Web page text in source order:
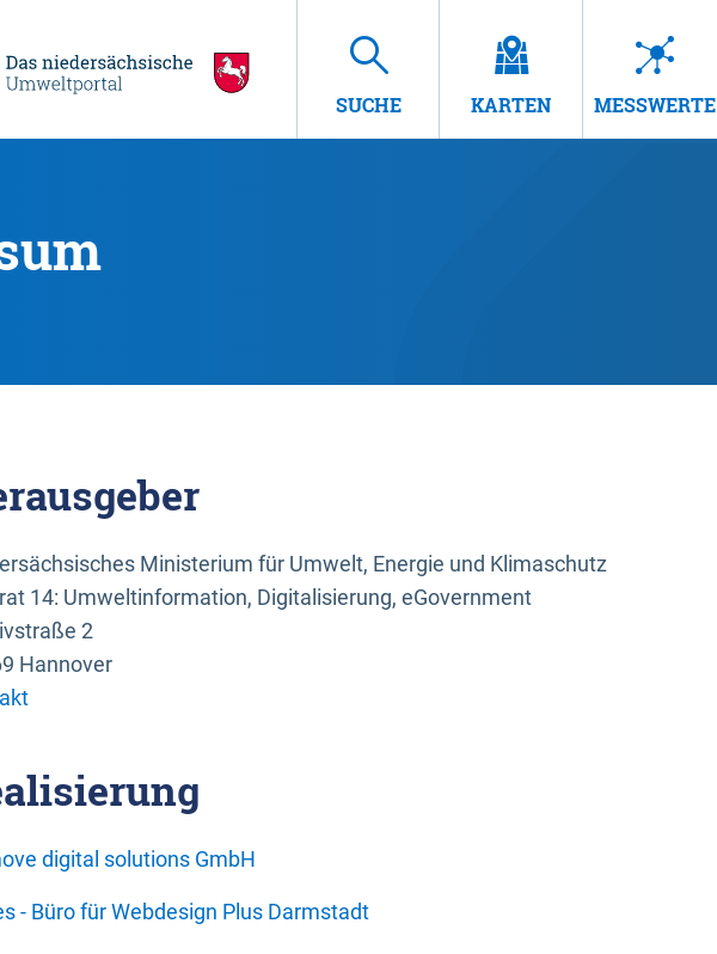
SUCHE KARTEN MESSWERTE
Ministerium für Umwelt, Energie und Klimaschutz
14: Umweltinformation, Digitalisierung, eGovernment
2
Hannover
digital solutions GmbH
- Büro für Webdesign Plus Darmstadt